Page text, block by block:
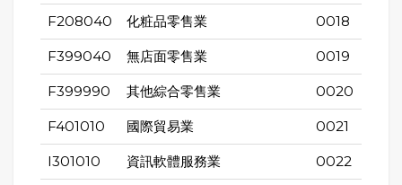
F208040 化粧品零售業 0018
F399040 無店面零售業 0019
F399990 其他綜合零售業 0020
F401010 國際貿易業 0021
I301010 資訊軟體服務業 0022